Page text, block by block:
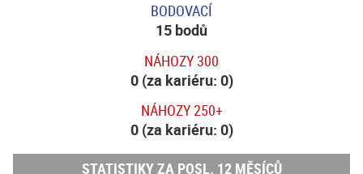
BODOVACÍ
15 bodů
NÁHOZY 300
0 (za kariéru: 0)
NÁHOZY 250+
0 (za kariéru: 0)
STATISTIKY ZA POSL. 12 MĚSÍCŮ